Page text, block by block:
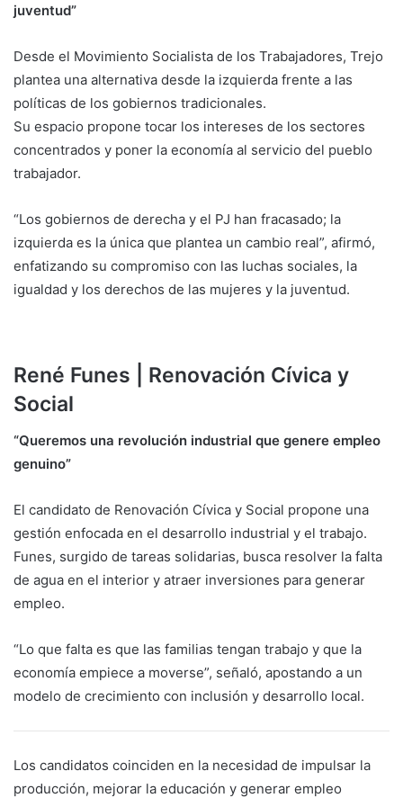
juventud”
Desde el Movimiento Socialista de los Trabajadores, Trejo
plantea una alternativa desde la izquierda frente a las
políticas de los gobiernos tradicionales.
Su espacio propone tocar los intereses de los sectores
concentrados y poner la economía al servicio del pueblo
trabajador.
“Los gobiernos de derecha y el PJ han fracasado; la
izquierda es la única que plantea un cambio real”, afirmó,
enfatizando su compromiso con las luchas sociales, la
igualdad y los derechos de las mujeres y la juventud.
René Funes | Renovación Cívica y
Social
“Queremos una revolución industrial que genere empleo
genuino”
El candidato de Renovación Cívica y Social propone una
gestión enfocada en el desarrollo industrial y el trabajo.
Funes, surgido de tareas solidarias, busca resolver la falta
de agua en el interior y atraer inversiones para generar
empleo.
“Lo que falta es que las familias tengan trabajo y que la
economía empiece a moverse”, señaló, apostando a un
modelo de crecimiento con inclusión y desarrollo local.
Los candidatos coinciden en la necesidad de impulsar la
producción, mejorar la educación y generar empleo